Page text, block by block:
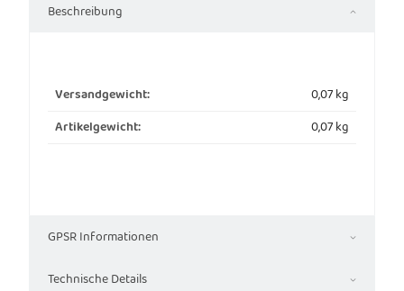
Beschreibung
Versandgewicht:
0,07 kg
Artikelgewicht:
0,07kg
GPSR Informationen
Technische Details